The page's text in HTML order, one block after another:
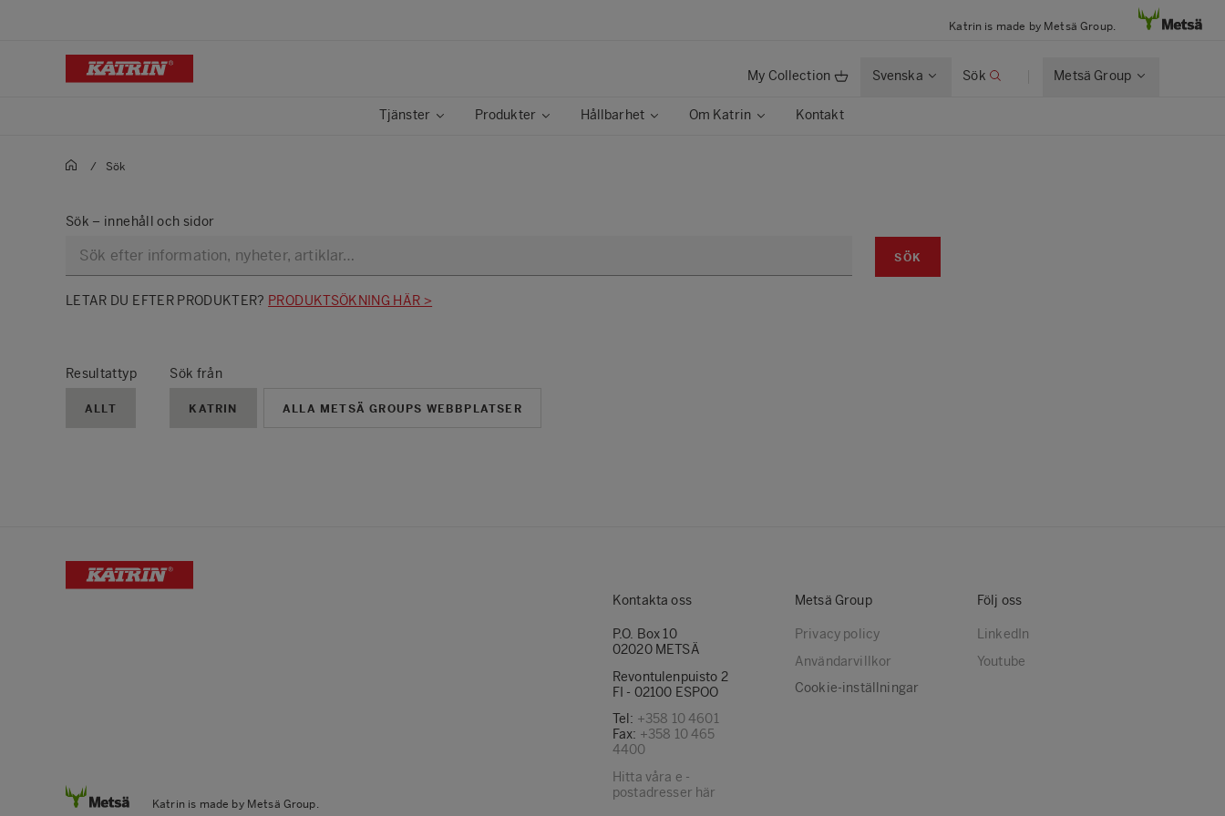
Katrin is made by Metsä Group.
My Collection Svenska Sök Metsä Group
Tjänster Produkter Hållbarhet Om Katrin Kontakt
/ Sök
Sök – innehåll och sidor
SÖK
LETAR DU EFTER PRODUKTER? PRODUKTSÖKNING HÄR >
Resultattyp
ALLT
Sök från
KATRIN ALLA METSÄ GROUPS WEBBPLATSER
Katrin is made by Metsä Group.
Kontakta oss
P.O. Box 10
02020 METSÄ
Revontulenpuisto 2
FI - 02100 ESPOO
Tel: +358 10 4601
Fax: +358 10 465
4400
Hitta våra e -
postadresser här
Metsä Group
Privacy policy
Användarvillkor
Cookie-inställningar
Följ oss
LinkedIn
Youtube